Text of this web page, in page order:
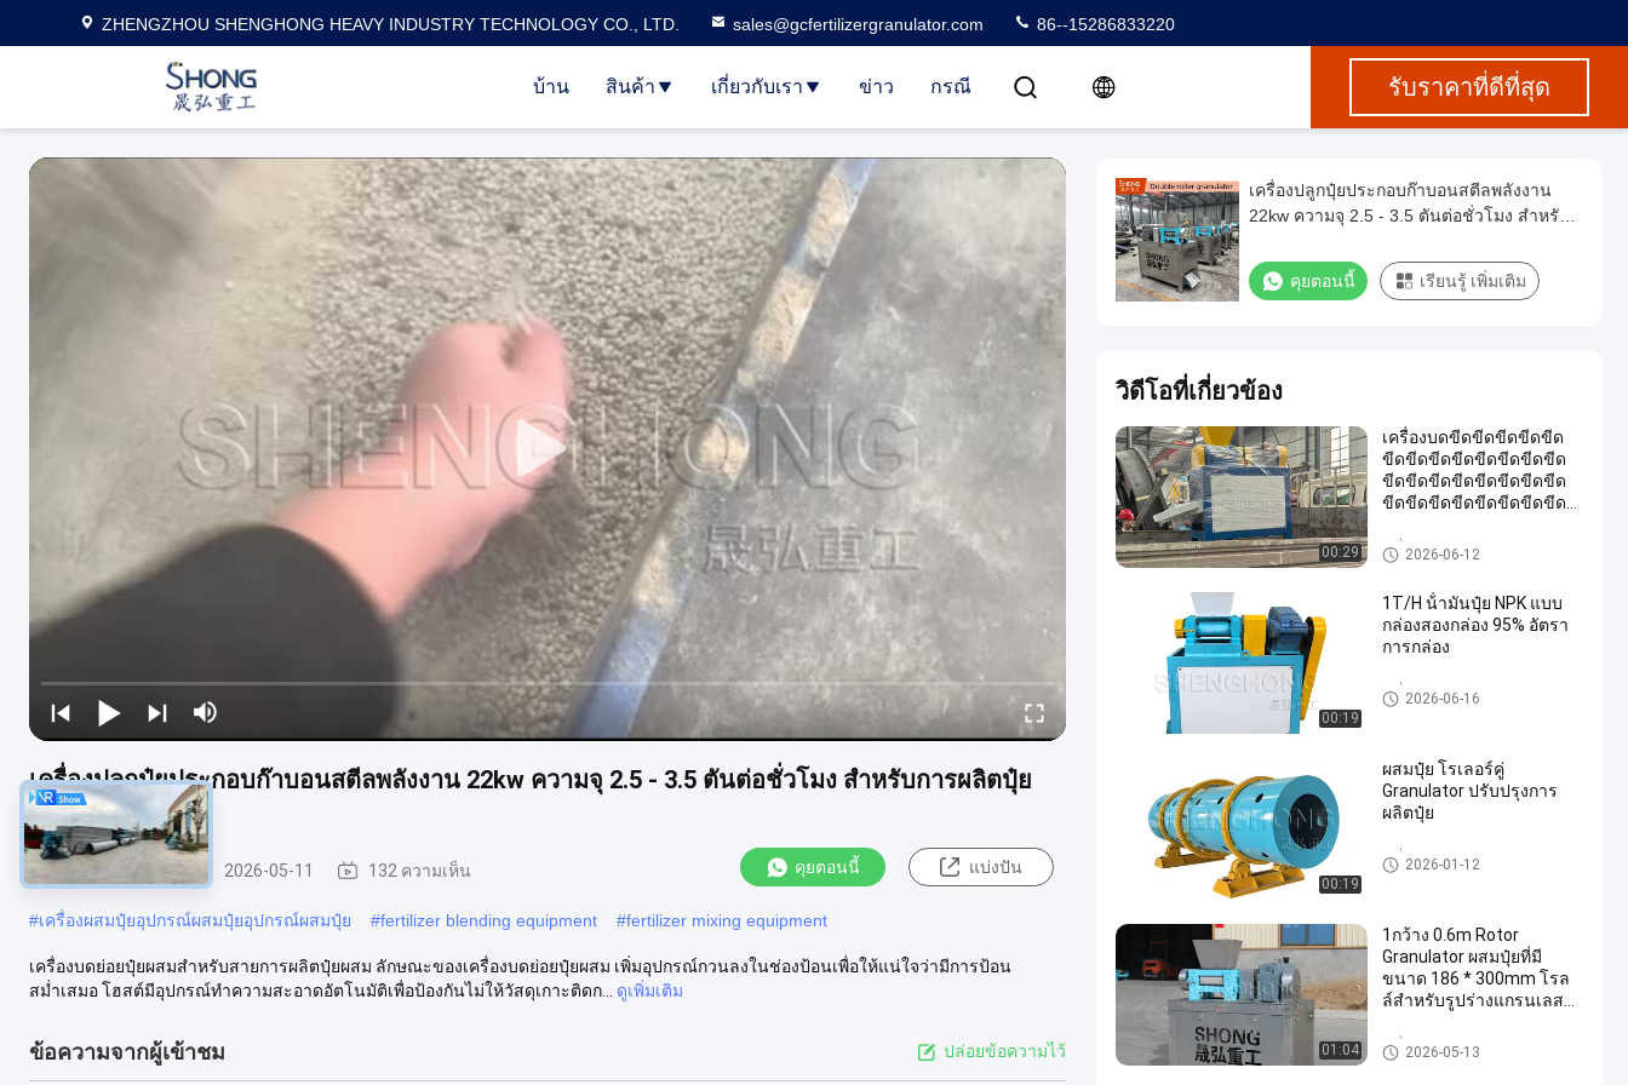
ZHENGZHOU SHENGHONG HEAVY INDUSTRY TECHNOLOGY CO., LTD. sales@gcfertilizergranulator.com 86--15286833220
บ้าน สินค้า เกี่ยวกับเรา ข่าว กรณี รับราคาที่ดีที่สุด
เครื่องปลูกปุ๋ยประกอบก๊าบอนสตีลพลังงาน 22kw ความจุ 2.5 - 3.5 ตันต่อชั่วโมง สําหรับการผลิตปุ๋ย
NPK
เครื่องบดย่อยปุ๋ย 2026-05-11 132 ความเห็น คุยตอนนี้ แบ่งปัน
#เครื่องผสมปุ๋ยอุปกรณ์ผสมปุ๋ยอุปกรณ์ผสมปุ๋ย #fertilizer blending equipment #fertilizer mixing equipment
เครื่องบดย่อยปุ๋ยผสมสำหรับสายการผลิตปุ๋ยผสม ลักษณะของเครื่องบดย่อยปุ๋ยผสม เพิ่มอุปกรณ์กวนลงในช่องป้อนเพื่อให้แน่ใจว่ามีการป้อน
สม่ำเสมอ โฮสต์มีอุปกรณ์ทำความสะอาดอัตโนมัติเพื่อป้องกันไม่ให้วัสดุเกาะติดก...
ดูเพิ่มเติม
ข้อความจากผู้เข้าชม ปล่อยข้อความไว้
เครื่องปลูกปุ๋ยประกอบก๊าบอนสตีลพลังงาน
22kw ความจุ 2.5 - 3.5 ตันต่อชั่วโมง สําหรับ
คุยตอนนี้ เรียนรู้ เพิ่มเติม
วิดีโอที่เกี่ยวข้อง
00:29
เครื่องบดขีดขีดขีดขีดขีด
ขีดขีดขีดขีดขีดขีดขีดขีด
ขีดขีดขีดขีดขีดขีดขีดขีด
ขีดขีดขีดขีดขีดขีดขีดขีด
ขีดขีดขีดขีดขีดขีดขีดขีด
ขีดขีดขีดขีดขีดขีดขีดขีด
ขีดขีดขีดขีดขีดขีด
เครื่องบดย่อยปุ๋ย
2026-06-12
00:19
1T/H น้ํามันปุ๋ย NPK แบบ
กล่องสองกล่อง 95% อัตรา
การกล่อง
เครื่องบดย่อยปุ๋ย
2026-06-16
00:19
ผสมปุ๋ย โรเลอร์คู่
Granulator ปรับปรุงการ
ผลิตปุ๋ย
เครื่องบดปุ๋ย
2026-01-12
01:04
1กว้าง 0.6m Rotor
Granulator ผสมปุ๋ยที่มี
ขนาด 186 * 300mm โรล
ล์สําหรับรูปร่างแกรนเลส
เครื่องบดย่อยปุ๋ย
2026-05-13